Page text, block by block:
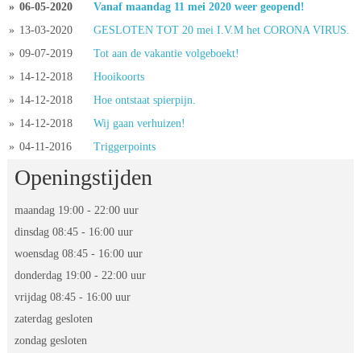
» 06-05-2020
Vanaf maandag 11 mei 2020 weer geopend!
» 13-03-2020
GESLOTEN TOT 20 mei I.V.M het CORONA VIRUS.
» 09-07-2019
Tot aan de vakantie volgeboekt!
» 14-12-2018
Hooikoorts
» 14-12-2018
Hoe ontstaat spierpijn.
» 14-12-2018
Wij gaan verhuizen!
» 04-11-2016 Triggerpoints
Openingstijden
maandag 19:00 - 22:00 uur
dinsdag 08:45 - 16:00 uur
woensdag 08:45 - 16:00 uur
donderdag 19:00 - 22:00 uur
vrijdag 08:45 - 16:00 uur
zaterdag gesloten
zondag gesloten